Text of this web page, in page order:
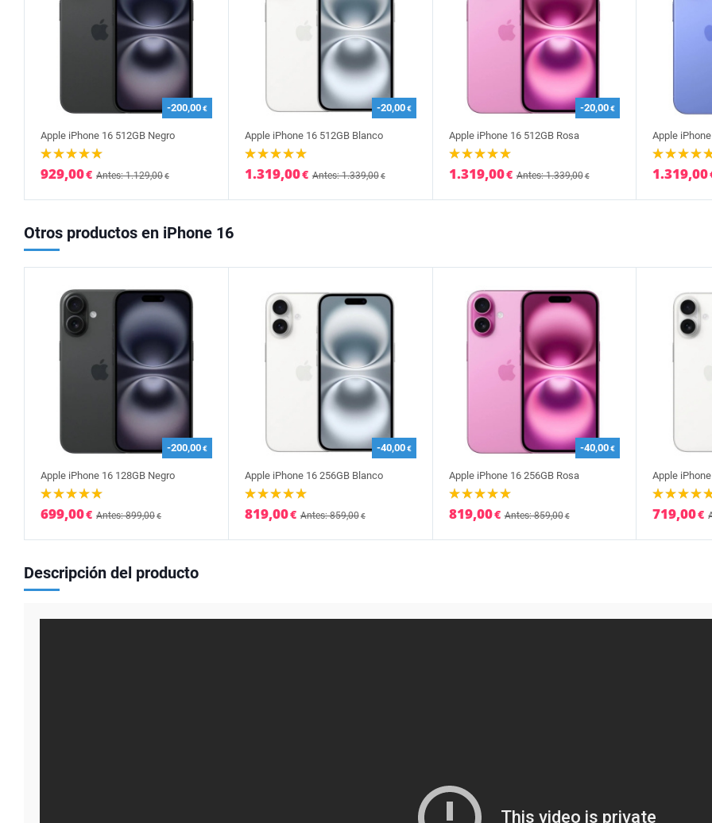
-200,00€
Apple iPhone 16 512GB Negro
929,00€ Antes: 1.129,00€
-20,00€
Apple iPhone 16 512GB Blanco
1.319,00€ Antes: 1.339,00€
-20,00€
Apple iPhone 16 512GB Rosa
1.319,00€ Antes: 1.339,00€
Apple
1.319,00
Otros productos en iPhone 16
-200,00€
Apple iPhone 16 128GB Negro
699,00€ Antes: 899,00€
-40,00€
Apple iPhone 16 256GB Blanco
819,00€ Antes: 859,00€
-40,00€
Apple iPhone 16 256GB Rosa
819,00€ Antes: 859,00€
Apple
719,00€
Descripción del producto